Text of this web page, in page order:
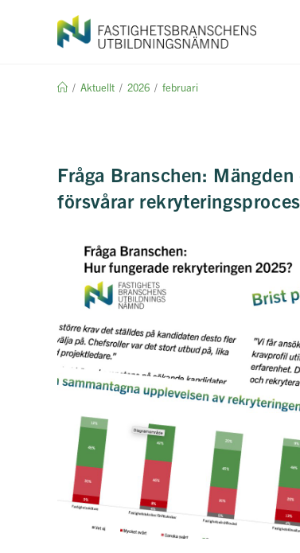
/ Aktuellt / 2026 / februari
Fråga Branschen:
försvårar